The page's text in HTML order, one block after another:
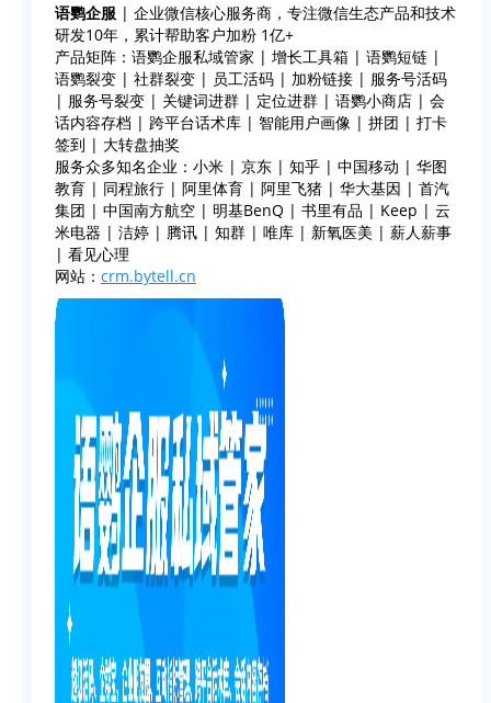
语鹦企服 | 企业微信核心服务商，专注微信生态产品和技术
研发10年，累计帮助客户加粉 1亿+
产品矩阵：语鹦企服私域管家 | 增长工具箱 | 语鹦短链 |
语鹦裂变 | 社群裂变 | 员工活码 | 加粉链接 | 服务号活码
| 服务号裂变 | 关键词进群 | 定位进群 | 语鹦小商店 | 会
话内容存档 | 跨平台话术库 | 智能用户画像 | 拼团 | 打卡
签到 | 大转盘抽奖
服务众多知名企业：小米 | 京东 | 知乎 | 中国移动 | 华图
教育 | 同程旅行 | 阿里体育 | 阿里飞猪 | 华大基因 | 首汽
集团 | 中国南方航空 | 明基BenQ | 书里有品 | Keep | 云
米电器 | 洁婷 | 腾讯 | 知群 | 唯库 | 新氧医美 | 薪人薪事
| 看见心理
网站： crm.bytell.cn